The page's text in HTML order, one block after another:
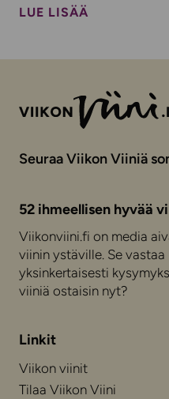
LUE LISÄÄ
Seuraa Viikon Viiniä
52 ihmeellisen hyvää
Viikonviini.fi on media
viinin ystäville. Se vastaa
yksinkertaisesti
viiniä ostaisin nyt?
Linkit
Viikon viinit
Tilaa Viikon Viini